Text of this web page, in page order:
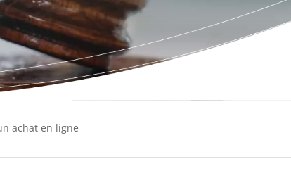
achat en ligne